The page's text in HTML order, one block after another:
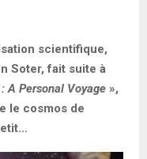
scientifique,
Soter, fait suite à
A Personal Voyage »,
le cosmos de